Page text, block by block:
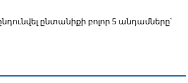
ընտանիքի բոլոր 5 անդամները՝